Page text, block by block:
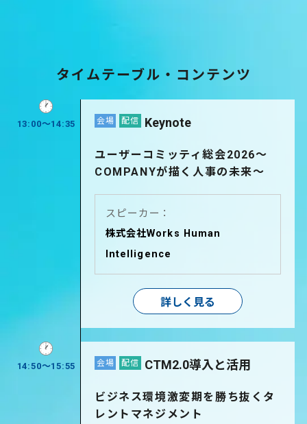
タイムテーブル・コンテンツ
13:00～14:35 会場 配信 Keynote
ユーザーコミッティ総会2026～
COMPANYが描く人事の未来～
スピーカー：
株式会社Works Human
Intelligence
詳しく見る
14:50～15:55 会場 配信 CTM2.0導入と活用
ビジネス環境激変期を勝ち抜くタ
レントマネジメント